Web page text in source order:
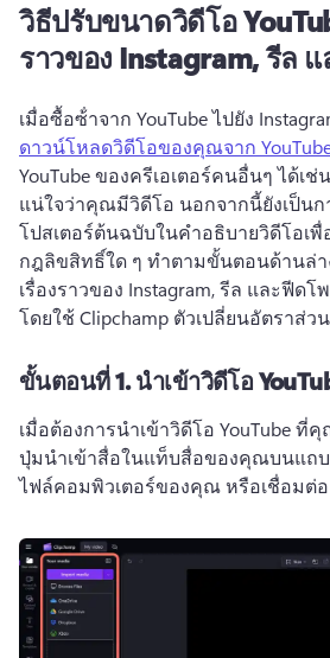
วิธีปรับขนาดวิดีโอ
ราวของ Instagram, รีล
เมื่อซื้อซ้ําจาก YouTube ไปยัง
ดาวน์โหลดวิดีโอของคุณจาก
YouTube ของครีเอเตอร์คนอื่นๆ ได้เ
แน่ใจว่าคุณมีวิดีโอ นอกจากนี้ยังเป็น
โปสเตอร์ต้นฉบับในคําอธิบายวิดีโอเ
กฎลิขสิทธิ์ใด ๆ ทําตามขั้นตอนด้านล่า
เรื่องราวของ Instagram, รีล และฟีดโ
โดยใช้ Clipchamp ตัวเปลี่ยนอัตราส่ว
ขั้นตอนที่ 1.นำเข้าวิดีโอ
เมื่อต้องการนําเข้าวิดีโอ YouTube
ปุ่มนําเข้าสื่อในแท็บสื่อของคุณบนแถบ
ไฟล์คอมพิวเตอร์ของคุณ หรือเชื่อมต่